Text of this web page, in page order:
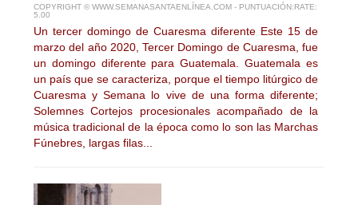
COPYRIGHT © WWW.SEMANASANTAENLÍNEA.COM - PUNTUACIÓN:RATE:
5.00
Un tercer domingo de Cuaresma diferente Este 15 de
marzo del año 2020, Tercer Domingo de Cuaresma, fue
un domingo diferente para Guatemala. Guatemala es
un país que se caracteriza, porque el tiempo litúrgico de
Cuaresma y Semana lo vive de una forma diferente;
Solemnes Cortejos procesionales acompañado de la
música tradicional de la época como lo son las Marchas
Fúnebres, largas filas...